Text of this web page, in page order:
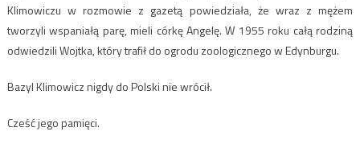
Klimowiczu w rozmowie z gazetą powiedziała, że wraz z mężem
tworzyli wspaniałą parę, mieli córkę Angelę. W 1955 roku całą rodziną
odwiedzili Wojtka, który trafił do ogrodu zoologicznego w Edynburgu.
Bazyl Klimowicz nigdy do Polski nie wrócił.
Cześć jego pamięci.